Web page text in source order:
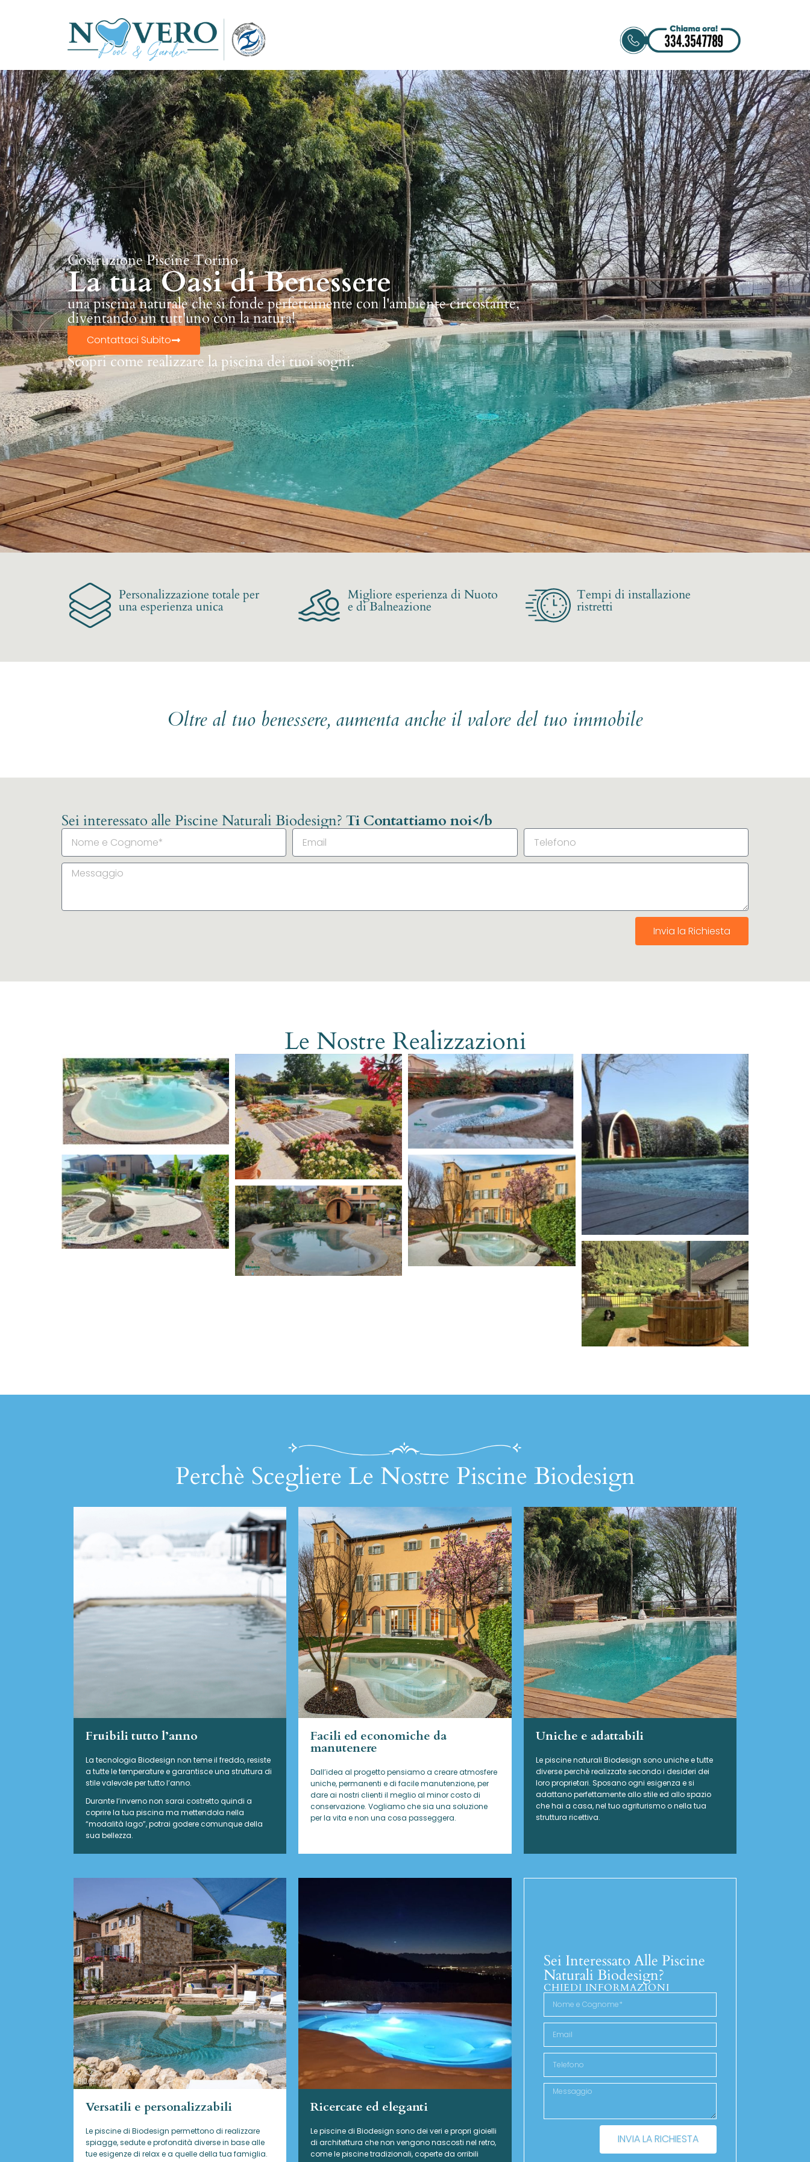
Costruzione Piscine Torino
La tua Oasi di Benessere
una piscina naturale che si fonde perfettamente con l'ambiente circostante,
diventando un tutt'uno con la natura!
Contattaci Subito
Scopri come realizzare la piscina dei tuoi sogni.
Personalizzazione totale per
una esperienza unica
Migliore esperienza di Nuoto
e di Balneazione
Tempi di installazione
ristretti
Oltre al tuo benessere, aumenta anche il valore del tuo immobile
Sei interessato alle Piscine Naturali Biodesign? Ti Contattiamo noi</b
Invia la Richiesta
Le Nostre Realizzazioni
Perchè Scegliere Le Nostre Piscine Biodesign
Fruibili tutto l’anno
La tecnologia Biodesign non teme il freddo, resiste
a tutte le temperature e garantisce una struttura di
stile valevole per tutto l’anno.
Durante l’inverno non sarai costretto quindi a
coprire la tua piscina ma mettendola nella
“modalità lago”, potrai godere comunque della
sua bellezza.
Facili ed economiche da
manutenere
Dall’idea al progetto pensiamo a creare atmosfere
uniche, permanenti e di facile manutenzione, per
dare ai nostri clienti il meglio al minor costo di
conservazione. Vogliamo che sia una soluzione
per la vita e non una cosa passeggera.
Uniche e adattabili
Le piscine naturali Biodesign sono uniche e tutte
diverse perchè realizzate secondo i desideri dei
loro proprietari. Sposano ogni esigenza e si
adattano perfettamente allo stile ed allo spazio
che hai a casa, nel tuo agriturismo o nella tua
struttura ricettiva.
Versatili e personalizzabili
Le piscine di Biodesign permettono di realizzare
spiagge, sedute e profondità diverse in base alle
tue esigenze di relax e a quelle della tua famiglia.
Ricercate ed eleganti
Le piscine di Biodesign sono dei veri e propri gioielli
di architettura che non vengono nascosti nel retro,
come le piscine tradizionali, coperte da orribili
Sei Interessato Alle Piscine
Naturali Biodesign?
CHIEDI INFORMAZIONI
INVIA LA RICHIESTA